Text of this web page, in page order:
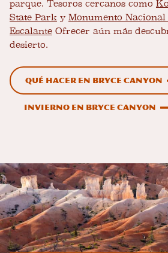
parque. Tesoros cercanos como
State Park y Monumento
Escalante Ofrecer aún más
desierto.
Qué hacer en Bryce Canyon
Invierno en Bryce Canyon